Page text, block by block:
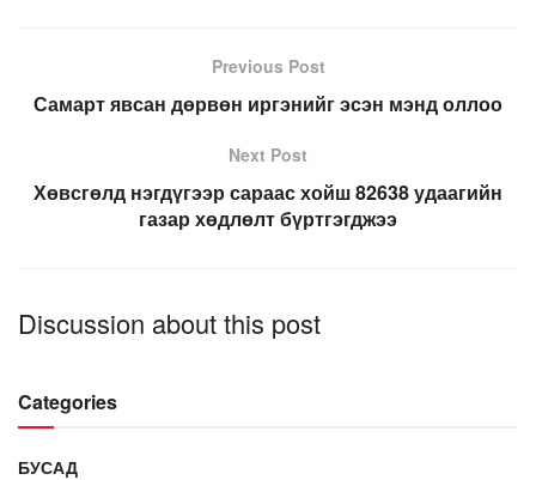
Previous Post
Самарт явсан дөрвөн иргэнийг эсэн мэнд оллоо
Next Post
Хөвсгөлд нэгдүгээр сараас хойш 82638 удаагийн
газар хөдлөлт бүртгэгджээ
Discussion about this post
Categories
БУСАД